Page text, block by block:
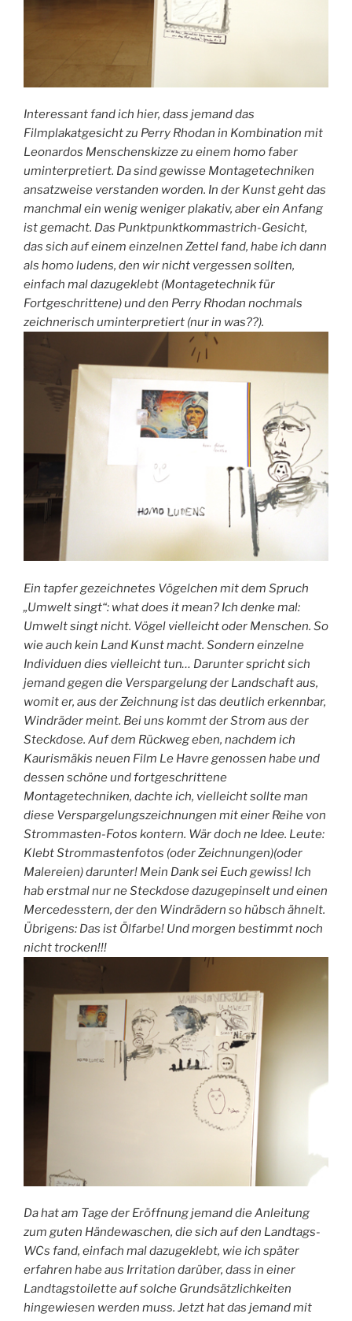
Interessant fand ich hier, dass jemand das
Filmplakatgesicht zu Perry Rhodan in Kombination mit
Leonardos Menschenskizze zu einem homo faber
uminterpretiert. Da sind gewisse Montagetechniken
ansatzweise verstanden worden. In der Kunst geht das
manchmal ein wenig weniger plakativ, aber ein Anfang
ist gemacht. Das Punktpunktkommastrich-Gesicht,
das sich auf einem einzelnen Zettel fand, habe ich dann
als homo ludens, den wir nicht vergessen sollten,
einfach mal dazugeklebt (Montagetechnik für
Fortgeschrittene) und den Perry Rhodan nochmals
zeichnerisch uminterpretiert (nur in was??).
Ein tapfer gezeichnetes Vögelchen mit dem Spruch
„Umwelt singt“: what does it mean? Ich denke mal:
Umwelt singt nicht. Vögel vielleicht oder Menschen. So
wie auch kein Land Kunst macht. Sondern einzelne
Individuen dies vielleicht tun… Darunter spricht sich
jemand gegen die Verspargelung der Landschaft aus,
womit er, aus der Zeichnung ist das deutlich erkennbar,
Windräder meint. Bei uns kommt der Strom aus der
Steckdose. Auf dem Rückweg eben, nachdem ich
Kaurismäkis neuen Film Le Havre genossen habe und
dessen schöne und fortgeschrittene
Montagetechniken, dachte ich, vielleicht sollte man
diese Verspargelungszeichnungen mit einer Reihe von
Strommasten-Fotos kontern. Wär doch ne Idee. Leute:
Klebt Strommastenfotos (oder Zeichnungen)(oder
Malereien) darunter! Mein Dank sei Euch gewiss! Ich
hab erstmal nur ne Steckdose dazugepinselt und einen
Mercedesstern, der den Windrädern so hübsch ähnelt.
Übrigens: Das ist Ölfarbe! Und morgen bestimmt noch
nicht trocken!!!
Da hat am Tage der Eröffnung jemand die Anleitung
zum guten Händewaschen, die sich auf den Landtags-
WCs fand, einfach mal dazugeklebt, wie ich später
erfahren habe aus Irritation darüber, dass in einer
Landtagstoilette auf solche Grundsätzlichkeiten
hingewiesen werden muss. Jetzt hat das jemand mit